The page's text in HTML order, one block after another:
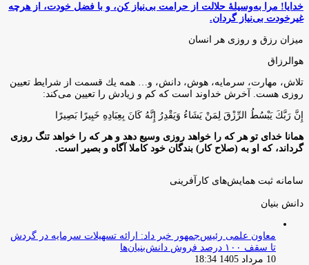
خدایا! مرا به‌وسیلۀ حلالت از حرامت بی‌نیاز کن، و با فضل خودت، از هرچه
غیرخودت بی‌نیاز گردان.
میزان رزق و روزی هر انسان
هوالرزاق
تلاش، مهارت، سرمايه، هوش، دانش، و… همه يك قسمت از شرايط تعيين
روزى هست. آخرش خداوند است كه كم و زيادش را تعيين مى‌كند:
إِنَّ رَبَّكَ يَبْسُطُ الرِّزْقَ لِمَنْ يَشَاءُ وَيَقْدِرُ إِنَّهُ كَانَ بِعِبَادِهِ خَبِيرًا بَصِيرًا
همانا خدای تو هر که را خواهد روزی وسیع دهد و هر که را خواهد تنگ روزی
گرداند، که او به (صلاح کار) بندگان خود کاملا آگاه و بصیر است.
سامانه ثبت همایش‌های کارآفرینی
دانش‌ بنیان‌
معاون علمی رئیس‌جمهور خبر داد: ارائه تسهیلات سرمایه در گردش
تا سقف ۱۰۰ درصد فروش دانش‌بنیان‌ها
10 مرداد 1405 18:34